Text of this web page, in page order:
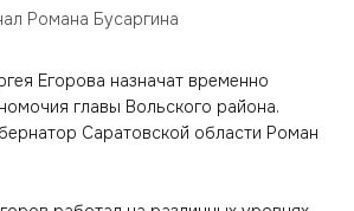
Романа Бусаргина
Егорова назначат временно
главы Вольского района.
Саратовской области Роман